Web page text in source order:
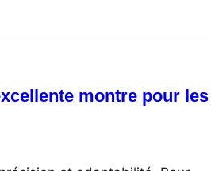
montre pour les